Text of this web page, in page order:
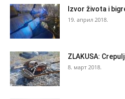
Izvor života i
19. април 2018.
ZLAKUSA:
8. март 2018.